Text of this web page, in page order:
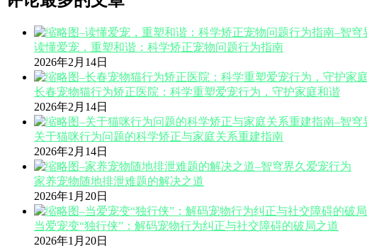
读懂爱宠，重塑和谐：科学矫正宠物问题行为指南
2026年2月14日
长春宠物猫行为矫正医院：科学重塑爱宠行为，守护家庭和谐
2026年2月14日
关于猫咪行为问题的科学矫正与家庭关系重建指南
2026年2月14日
家养宠物随地排泄难题的解决之道
2026年1月20日
当爱宠变“独行侠”：解码宠物行为纠正与社交障碍的破局之道
2026年1月20日